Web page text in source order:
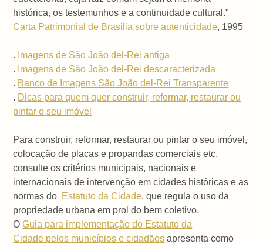
histórica, os testemunhos e a continuidade cultural."
Carta Patrimonial de Brasilia sobre autenticidade, 1995
. Imagens de São João del-Rei antiga
. Imagens de São João del-Rei descaracterizada
. Banco de Imagens São João del-Rei Transparente
. Dicas para quem quer construir, reformar, restaurar ou
pintar o seu imóvel
Para construir, reformar, restaurar ou pintar o seu imóvel,
colocação de placas e propandas comerciais etc,
consulte os critérios municipais, nacionais e
internacionais de intervenção em cidades históricas e as
normas do Estatuto da Cidade, que regula o uso da
propriedade urbana em prol do bem coletivo.
OGuia para implementação do Estatuto da
Cidade pelos municípios e cidadãos apresenta como